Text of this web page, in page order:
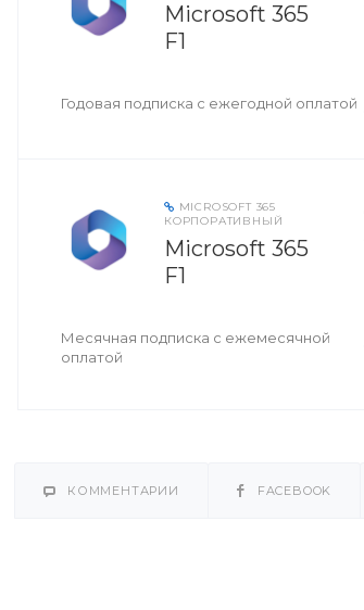
Microsoft 365
F1
Годовая подписка с ежегодной оплатой
MICROSOFT 365
КОРПОРАТИВНЫЙ
Microsoft 365
F1
Месячная подписка с ежемесячной
оплатой
КОММЕНТАРИИ FACEBOOK